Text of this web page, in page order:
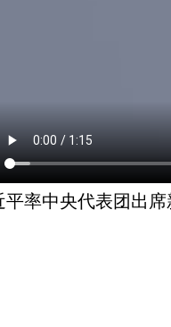
平率中央代表团出